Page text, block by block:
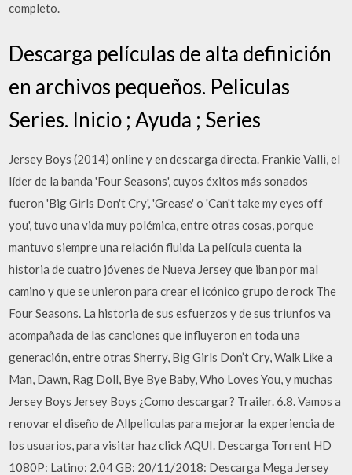
completo.
Descarga películas de alta definición
en archivos pequeños. Peliculas
Series. Inicio ; Ayuda ; Series
Jersey Boys (2014) online y en descarga directa. Frankie Valli, el
líder de la banda 'Four Seasons', cuyos éxitos más sonados
fueron 'Big Girls Don't Cry', 'Grease' o 'Can't take my eyes off
you', tuvo una vida muy polémica, entre otras cosas, porque
mantuvo siempre una relación fluida La película cuenta la
historia de cuatro jóvenes de Nueva Jersey que iban por mal
camino y que se unieron para crear el icónico grupo de rock The
Four Seasons. La historia de sus esfuerzos y de sus triunfos va
acompañada de las canciones que influyeron en toda una
generación, entre otras Sherry, Big Girls Don’t Cry, Walk Like a
Man, Dawn, Rag Doll, Bye Bye Baby, Who Loves You, y muchas
Jersey Boys Jersey Boys ¿Como descargar? Trailer. 6.8. Vamos a
renovar el diseño de Allpeliculas para mejorar la experiencia de
los usuarios, para visitar haz click AQUI. Descarga Torrent HD
1080P: Latino: 2.04 GB: 20/11/2018: Descarga Mega Jersey